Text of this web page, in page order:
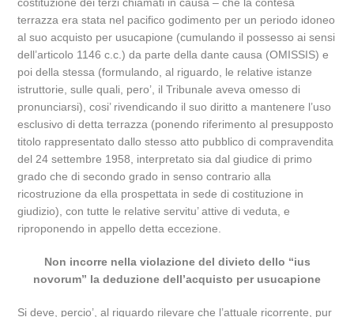
terrazza era stata nel pacifico godimento per un periodo idoneo
al suo acquisto per usucapione (cumulando il possesso ai sensi
dell’articolo 1146 c.c.) da parte della dante causa (OMISSIS) e
poi della stessa (formulando, al riguardo, le relative istanze
istruttorie, sulle quali, pero’, il Tribunale aveva omesso di
pronunciarsi), cosi’ rivendicando il suo diritto a mantenere l’uso
esclusivo di detta terrazza (ponendo riferimento al presupposto
titolo rappresentato dallo stesso atto pubblico di compravendita
del 24 settembre 1958, interpretato sia dal giudice di primo
grado che di secondo grado in senso contrario alla
ricostruzione da ella prospettata in sede di costituzione in
giudizio), con tutte le relative servitu’ attive di veduta, e
riproponendo in appello detta eccezione.
Non incorre nella violazione del divieto dello “ius
novorum” la deduzione dell’acquisto per usucapione
Si deve, percio’, al riguardo rilevare che l’attuale ricorrente, pur